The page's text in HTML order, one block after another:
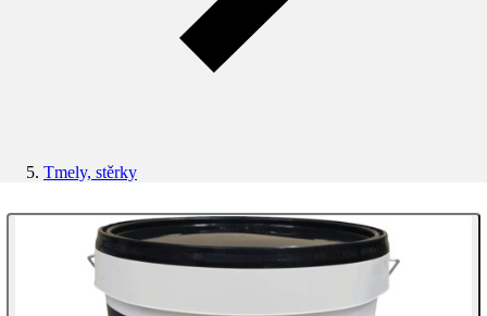
Tmely, stěrky